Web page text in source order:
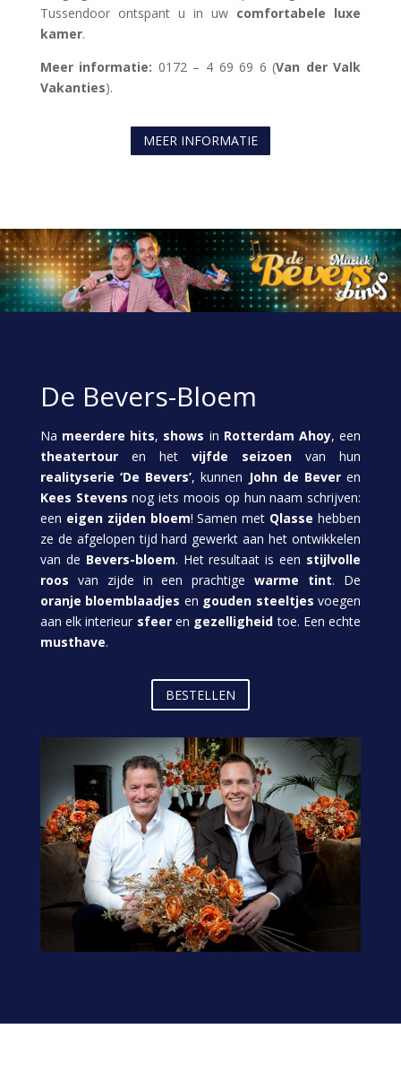
Tussendoor ontspant u in uw comfortabele luxe
kamer.
Meer informatie: 0172 – 4 69 69 6 (Van der Valk
Vakanties).
MEER INFORMATIE
De Bevers-Bloem
Na meerdere hits, shows in Rotterdam Ahoy, een
theatertouren het vijfde seizoen van hun
realityserie ‘De Bevers’, kunnen John de Bever en
Kees Stevens nog iets moois op hun naam schrijven:
een eigen zijden bloem! Samen met Qlasse hebben
ze de afgelopen tijd hard gewerkt aan het ontwikkelen
van de Bevers-bloem. Het resultaat is een stijlvolle
roos van zijde in een prachtigewarme tint. De
oranje bloemblaadjes en gouden steeltjes voegen
aan elk interieur sfeeren gezelligheid toe. Een echte
musthave.
BESTELLEN